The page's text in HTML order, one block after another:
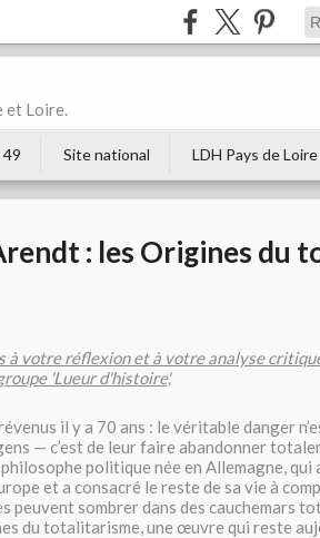
et Loire.
49 Site national LDH Pays de Loire
: les Origines du
à votre réflexion et à votre analyse
'Lueur d'histoire',
il y a 70 ans : le véritable danger
— c’est de leur faire abandonner
politique née en Allemagne, qui
et a consacré le reste de sa vie à
peuvent sombrer dans des cauchemars
du totalitarisme, une œuvre qui reste